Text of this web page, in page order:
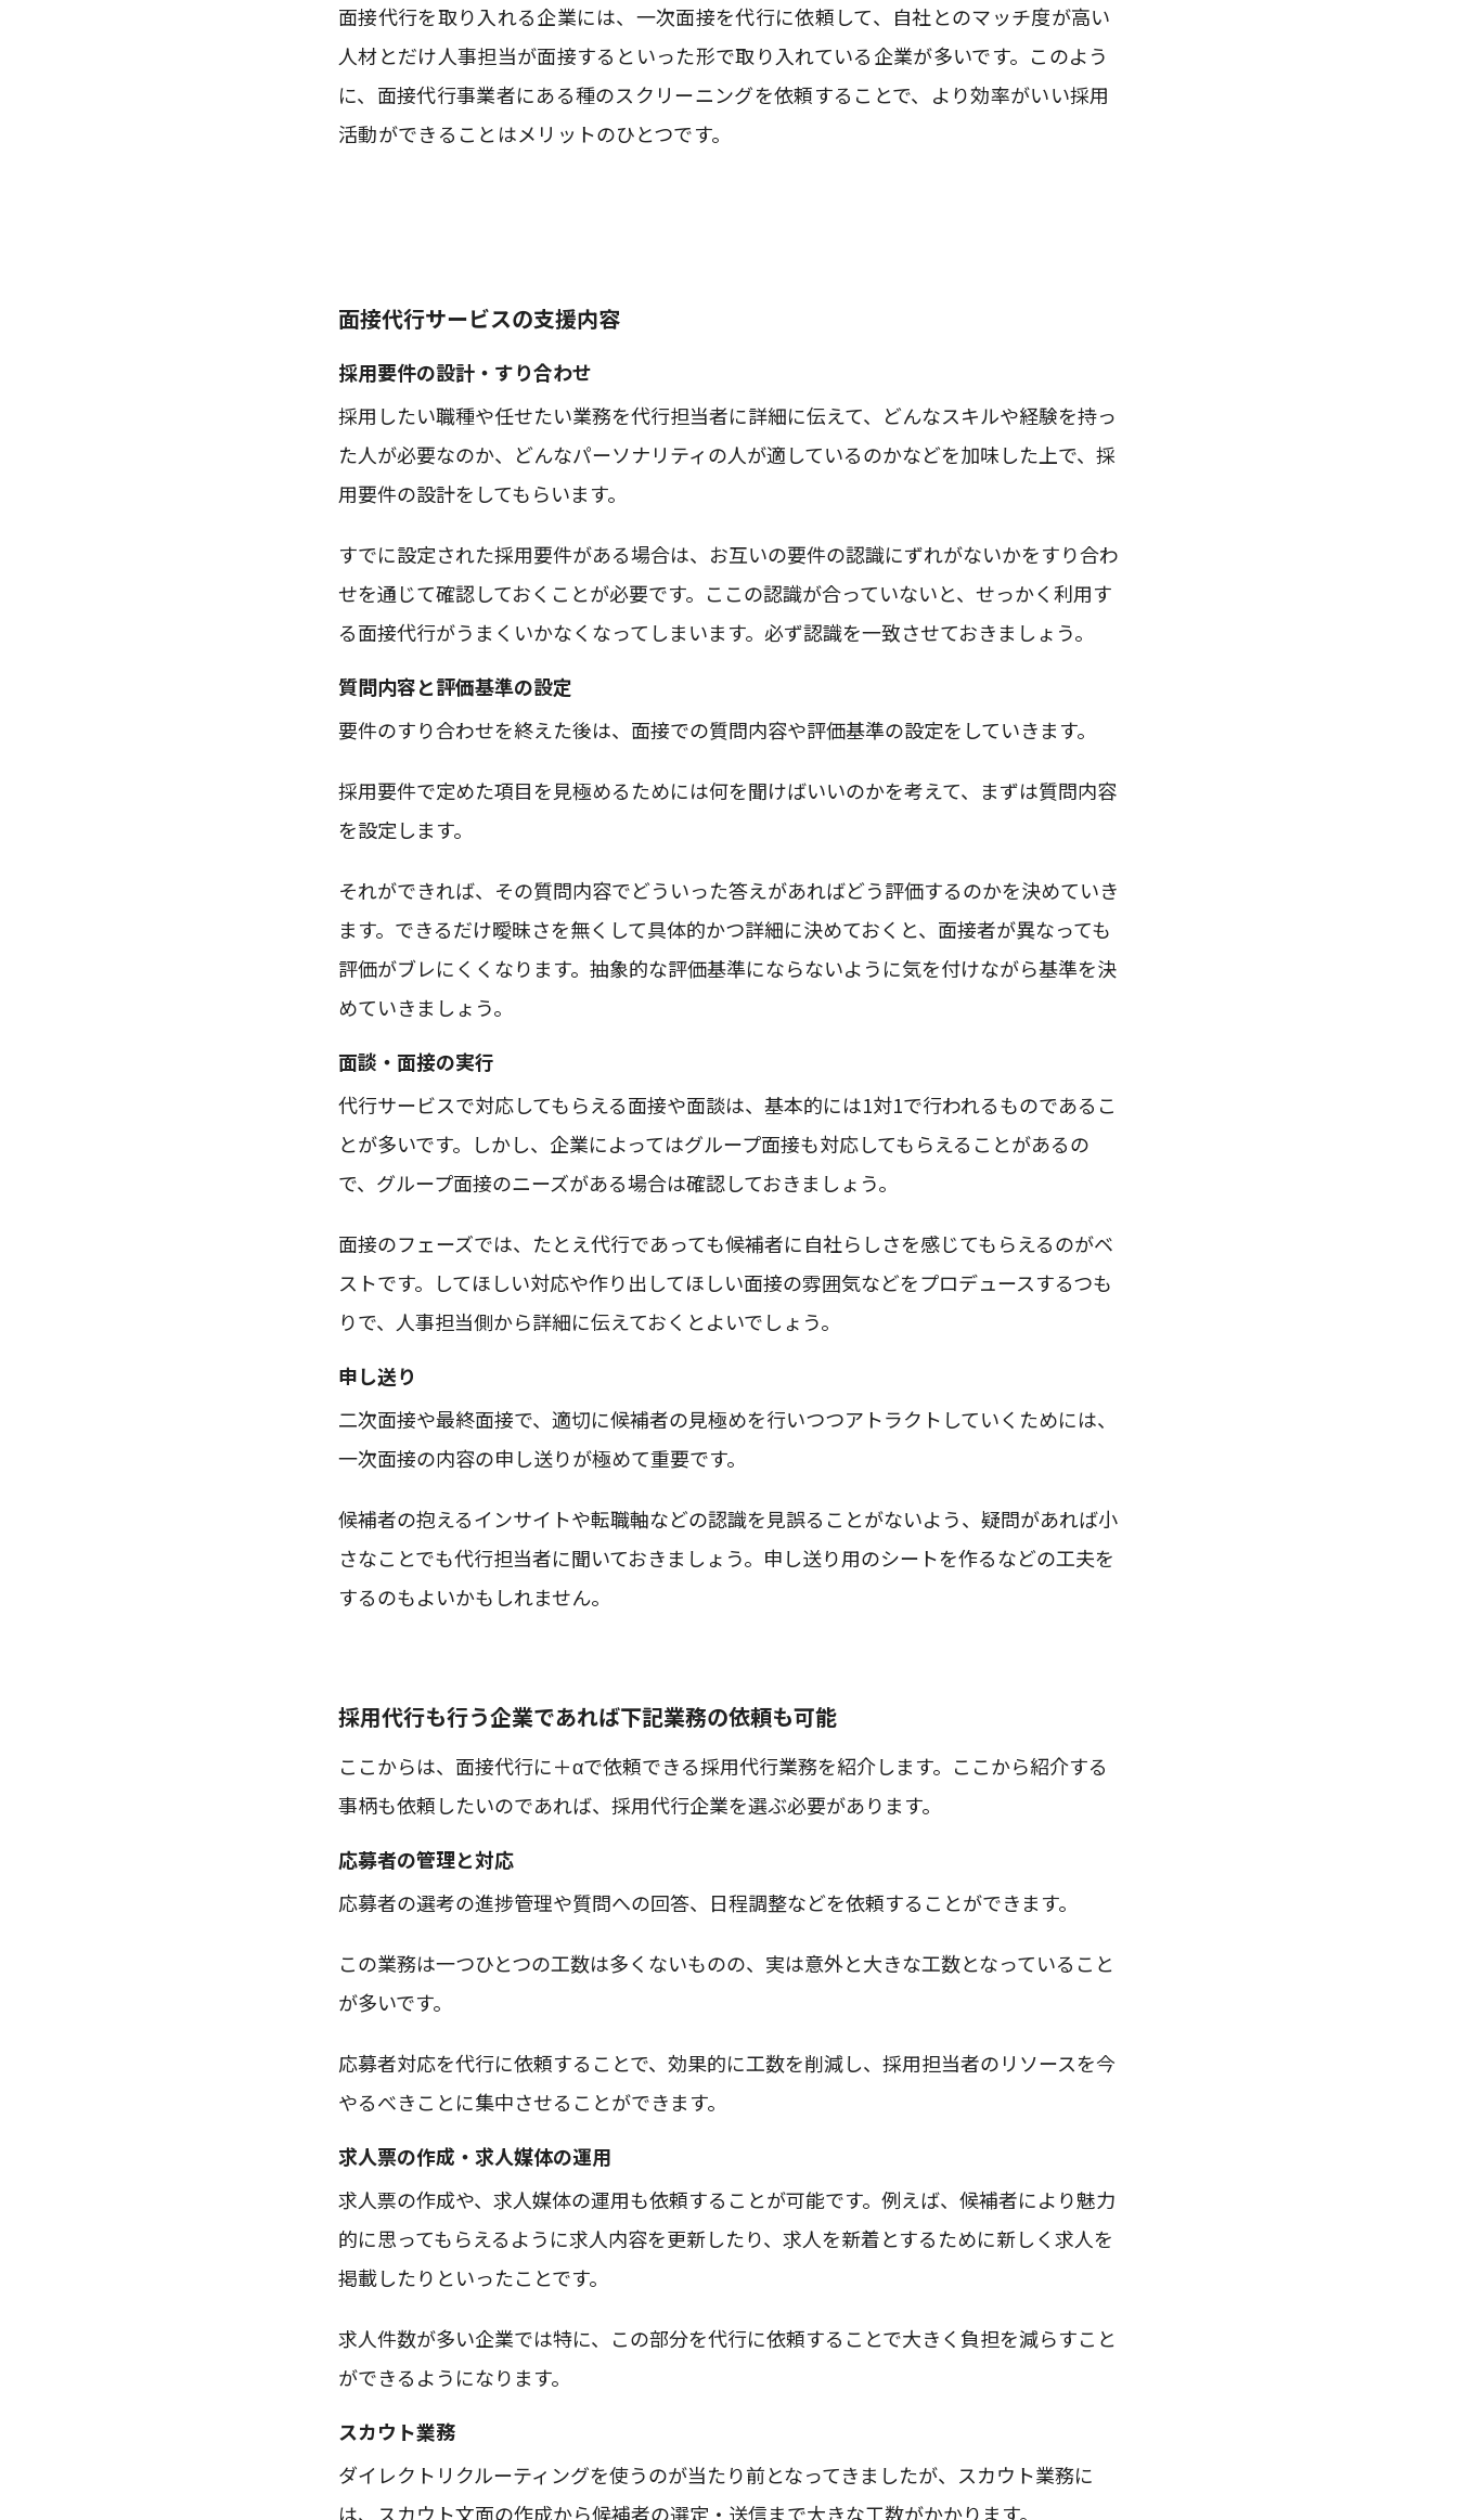
面接代行を取り入れる企業には、一次面接を代行に依頼して、自社とのマッチ度が高い
人材とだけ人事担当が面接するといった形で取り入れている企業が多いです。このよう
に、面接代行事業者にある種のスクリーニングを依頼することで、より効率がいい採用
活動ができることはメリットのひとつです。
面接代行サービスの支援内容
採用要件の設計・すり合わせ
採用したい職種や任せたい業務を代行担当者に詳細に伝えて、どんなスキルや経験を持っ
た人が必要なのか、どんなパーソナリティの人が適しているのかなどを加味した上で、採
用要件の設計をしてもらいます。
すでに設定された採用要件がある場合は、お互いの要件の認識にずれがないかをすり合わ
せを通じて確認しておくことが必要です。ここの認識が合っていないと、せっかく利用す
る面接代行がうまくいかなくなってしまいます。必ず認識を一致させておきましょう。
質問内容と評価基準の設定
要件のすり合わせを終えた後は、面接での質問内容や評価基準の設定をしていきます。
採用要件で定めた項目を見極めるためには何を聞けばいいのかを考えて、まずは質問内容
を設定します。
それができれば、その質問内容でどういった答えがあればどう評価するのかを決めていき
ます。できるだけ曖昧さを無くして具体的かつ詳細に決めておくと、面接者が異なっても
評価がブレにくくなります。抽象的な評価基準にならないように気を付けながら基準を決
めていきましょう。
面談・面接の実行
代行サービスで対応してもらえる面接や面談は、基本的には1対1で行われるものであるこ
とが多いです。しかし、企業によってはグループ面接も対応してもらえることがあるの
で、グループ面接のニーズがある場合は確認しておきましょう。
面接のフェーズでは、たとえ代行であっても候補者に自社らしさを感じてもらえるのがベ
ストです。してほしい対応や作り出してほしい面接の雰囲気などをプロデュースするつも
りで、人事担当側から詳細に伝えておくとよいでしょう。
申し送り
二次面接や最終面接で、適切に候補者の見極めを行いつつアトラクトしていくためには、
一次面接の内容の申し送りが極めて重要です。
候補者の抱えるインサイトや転職軸などの認識を見誤ることがないよう、疑問があれば小
さなことでも代行担当者に聞いておきましょう。申し送り用のシートを作るなどの工夫を
するのもよいかもしれません。
採用代行も行う企業であれば下記業務の依頼も可能
ここからは、面接代行に＋αで依頼できる採用代行業務を紹介します。ここから紹介する
事柄も依頼したいのであれば、採用代行企業を選ぶ必要があります。
応募者の管理と対応
応募者の選考の進捗管理や質問への回答、日程調整などを依頼することができます。
この業務は一つひとつの工数は多くないものの、実は意外と大きな工数となっていること
が多いです。
応募者対応を代行に依頼することで、効果的に工数を削減し、採用担当者のリソースを今
やるべきことに集中させることができます。
求人票の作成・求人媒体の運用
求人票の作成や、求人媒体の運用も依頼することが可能です。例えば、候補者により魅力
的に思ってもらえるように求人内容を更新したり、求人を新着とするために新しく求人を
掲載したりといったことです。
求人件数が多い企業では特に、この部分を代行に依頼することで大きく負担を減らすこと
ができるようになります。
スカウト業務
ダイレクトリクルーティングを使うのが当たり前となってきましたが、スカウト業務に
は、スカウト文面の作成から候補者の選定・送信まで大きな工数がかかります。